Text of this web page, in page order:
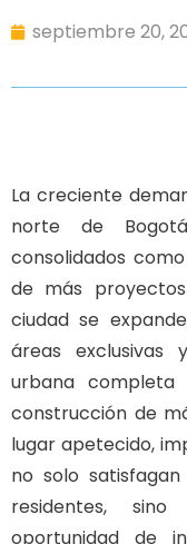
septiembre 20,
La creciente
norte de
consolidados
de más
ciudad se
áreas exclusivas
urbana completa
construcción de
lugar apetecido,
no solo
residentes,
oportunidad de